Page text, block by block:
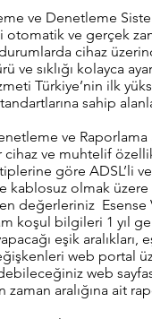
ve Denetleme
ve gerçek
cihaz
ve sıklığı kolayca
Türkiye’nin ilk
sahip
ve
cihaz ve muhtelif
göre ADSL’li
kablosuz olmak üzere
değerleriniz
koşul bilgileri 1 yıl
yapacağı eşik
web portal
web
zaman aralığına ait